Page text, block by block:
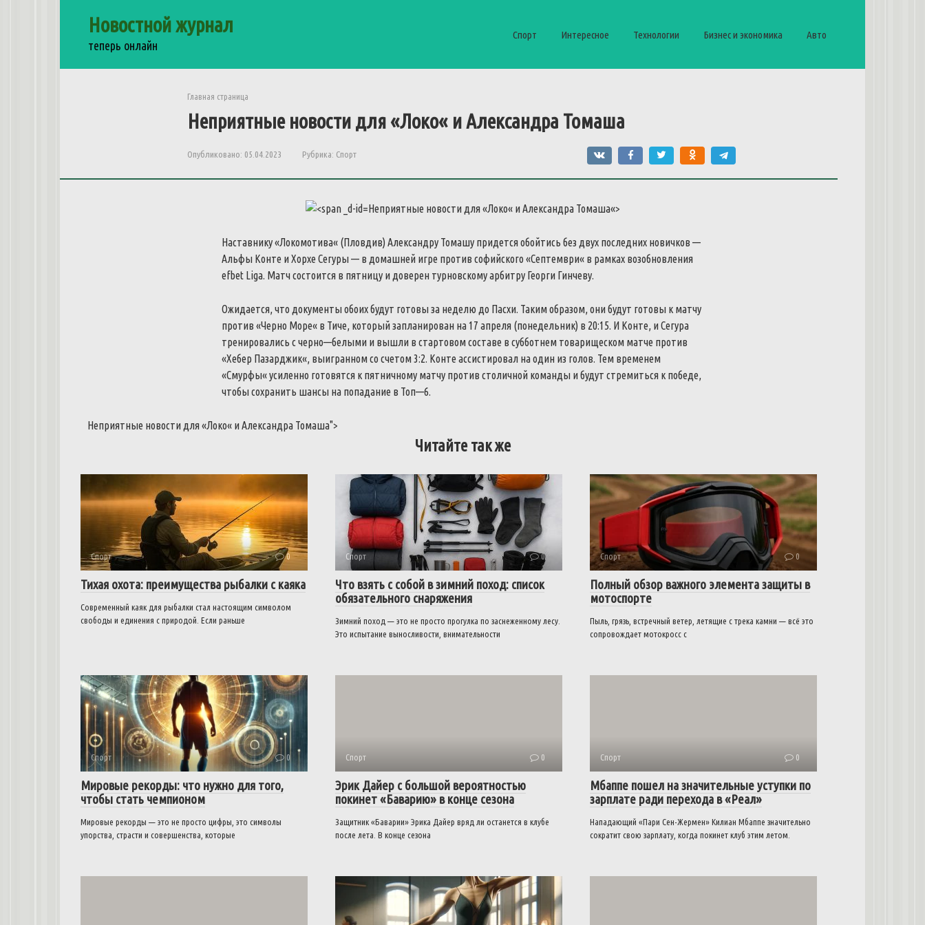
Новостной журнал
теперь онлайн
Спорт Интересное Технологии Бизнес и экономика Авто
Главная страница
Неприятные новости для «Локо« иАлександра Томаша
Опубликовано: 05.04.2023 Рубрика: Спорт
Неприятные новости для«Локо« иАлександра Томаша«>
Наставнику«Локомотива« (Пловдив) Александру Томашу придетсяобойтись без двух последних новичков —
Альфы Конте иХорхе Сегуры— в домашней игре против софийского «Септември« в рамках возобновления
efbet Liga. Матчсостоится в пятницу и доверен турновскомуарбитру Георги Гинчеву.
Ожидается, что документыобоихбудут готовыза неделю до Пасхи. Такимобразом, онибудут готовы к матчу
против «Черно Море« в Тиче, которыйзапланирован на 17 апреля (понедельник) в 20:15. И Конте, иСегура
тренировались с черно—белыми и вышли в стартовомсоставе в субботнем товарищеском матче против
«Хебер Пазарджик«, выигранномсо счетом3:2. Конте ассистировал наодин из голов. Тем временем
«Смурфы«усиленно готовятся к пятничному матчу против столичной команды ибудут стремиться к победе,
чтобысохранить шансы на попадание в Топ—6.
Неприятные новости для«Локо« иАлександра Томаша">
Читайте так же
Спорт 0
Тихая охота: преимущества рыбалки с каяка
Современный каяк для рыбалки стал настоящим символом
свободы и единения с природой. Если раньше
Спорт 0
Что взять с собой в зимний поход: список
обязательного снаряжения
Зимний поход — это не просто прогулка по заснеженному лесу.
Это испытание выносливости, внимательности
Спорт 0
Полный обзор важного элемента защиты в
мотоспорте
Пыль, грязь, встречный ветер, летящие с трека камни — всё это
сопровождает мотокросс с
Спорт 0
Мировые рекорды: что нужно для того,
чтобы стать чемпионом
Мировые рекорды — это не просто цифры, это символы
упорства, страсти и совершенства, которые
Спорт 0
Эрик Дайер с большой вероятностью
покинет «Баварию» в конце сезона
Защитник «Баварии» Эрика Дайер вряд ли останется в клубе
после лета. В конце сезона
Спорт 0
Мбаппе пошел на значительные уступки по
зарплате ради перехода в «Реал»
Нападающий «Пари Сен-Жермен» Килиан Мбаппе значительно
сократит свою зарплату, когда покинет клуб этим летом.